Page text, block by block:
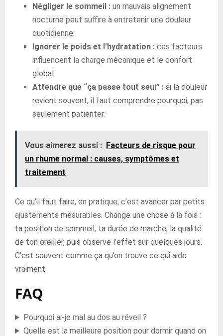
Négliger le sommeil : un mauvais alignement
nocturne peut suffire à entretenir une douleur
quotidienne.
Ignorer le poids et l’hydratation : ces facteurs
influencent la charge mécanique et le confort
global.
Attendre que “ça passe tout seul” : si la douleur
revient souvent, il faut comprendre pourquoi, pas
seulement patienter.
Vous aimerez aussi : Facteurs de risque pour
un rhume normal : causes, symptômes et
traitement
Ce qu’il faut faire, en pratique, c’est avancer par petits
ajustements mesurables. Change une chose à la fois :
ta position de sommeil, ta durée de marche, la qualité
de ton oreiller, puis observe l’effet sur quelques jours.
C’est souvent comme ça qu’on trouve ce qui aide
vraiment.
FAQ
Pourquoi ai-je mal au dos au réveil ?
Quelle est la meilleure position pour dormir quand on